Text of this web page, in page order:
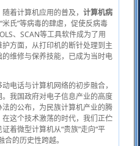
着计算机应用的普及， 计算机病
米氏”等病毒的肆虐，促使反病毒
、SCAN等工具软件成为了用
方面，从打印机的断针处理到主
维修与保养技能，已成为当时电
电话与计算机网络的初步融合，
我国政府对电子信息产业的高度
的公布，为民族计算机产业的腾
这个技术激荡的时代，我们正伫
着微型计算机从“贵族”走向“平
的历史性跨越。